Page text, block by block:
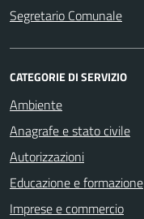
Segretario Comunale
CATEGORIE DI SERVIZIO
Ambiente
Anagrafe e stato civile
Autorizzazioni
Educazione e formazione
Imprese e commercio